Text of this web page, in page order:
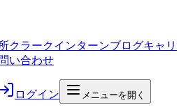
クラークインターンブログキャリ
い合わせ
ログイン メニューを開く